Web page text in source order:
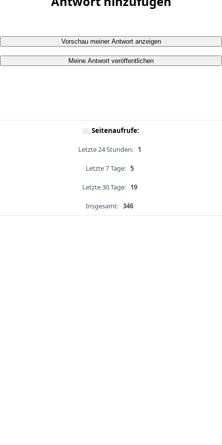
Vorschau meiner Antwort anzeigen
Meine Antwort veröffentlichen
Seitenaufrufe:
Letzte 24 Stunden: 1
Letzte 7 Tage: 5
Letzte 30 Tage: 19
Insgesamt: 346